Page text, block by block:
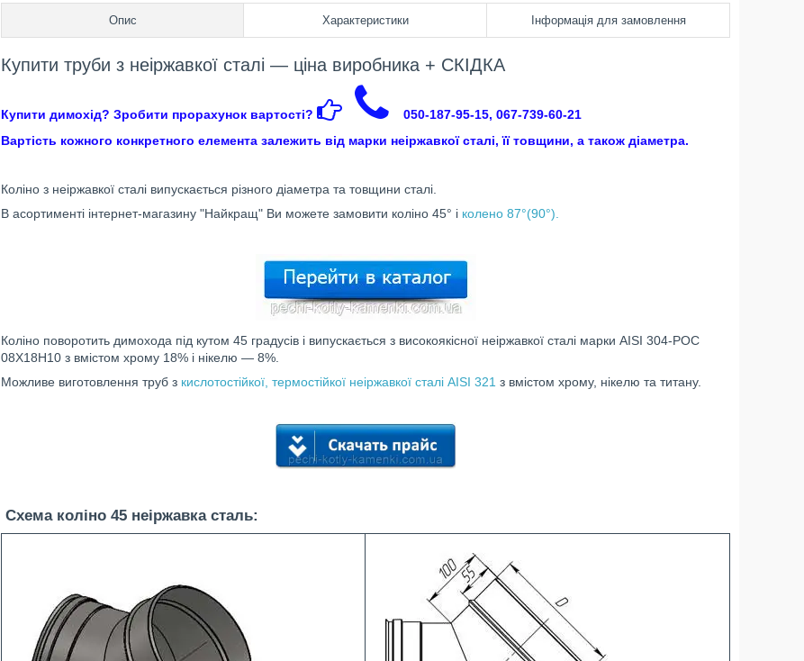
Опис Характеристики Інформація для замовлення
Купити труби з неіржавкої сталі — ціна виробника + СКІДКА
Купити димохід? Зробити прорахунок вартості?
050-187-95-15, 067-739-60-21
Вартість кожного конкретного елемента залежить від марки неіржавкої сталі, її товщини, а також діаметра.
Коліно з неіржавкої сталі випускається різного діаметра та товщини сталі.
В асортименті інтернет-магазину "Найкращ" Ви можете замовити коліно 45° і колено 87°(90°).
Коліно поворотить димохода під кутом 45 градусів і випускається з високоякісної неіржавкої сталі марки AISI 304-POC
08X18H10 з вмістом хрому 18% і нікелю — 8%.
Можливе виготовлення труб з кислотостійкої, термостійкої неіржавкої сталі AISI 321 з вмістом хрому, нікелю та титану.
Схема коліно 45 неіржавка сталь: